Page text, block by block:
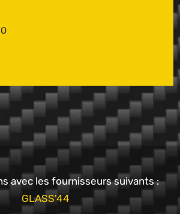
avec les fournisseurs suivants :
GLASS'44